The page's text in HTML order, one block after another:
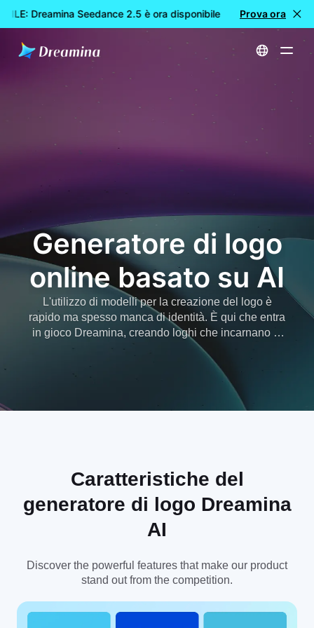
Dreamina Seedance 2.5 è ora disponibile 🎉 Nuovo
Prova ora
Home Creare Generatore di logo AI online
Generatore di logo
online basato su AI
L'utilizzo di modelli per la creazione del logo è
rapido ma spesso manca di identità. È qui che entra
in gioco Dreamina, creando loghi che incarnano la
tua identità di marca con un solo clic.
Caratteristiche del
generatore di logo Dreamina
AI
Discover the powerful features that make our product
stand out from the competition.